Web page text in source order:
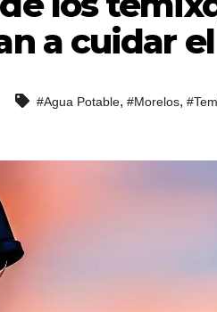
a cuidar
#Agua Potable, #Morelos,